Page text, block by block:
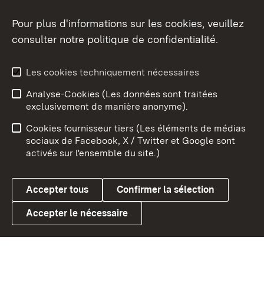
Aperçu des thèmes
Link zum Landesportal
Conseils d'utilisation
Confidentialité
Cookies
Pour plus d'informations sur les cookies, veuillez
consulter notre politique de confidentialité.
Les cookies techniquement nécessaires
Analyse-Cookies (Les données sont traitées
exclusivement de manière anonyme).
Cookies fournisseur tiers (Les éléments de médias
sociaux de Facebook, X / Twitter et Google sont
activés sur l'ensemble du site.)
Accepter tous Confirmer la sélection
Accepter le nécessaire